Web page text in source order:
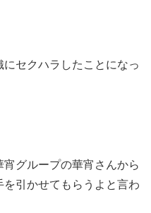
セクハラしたことになっ
グループの華宵さんから
引かせてもらうよと言わ